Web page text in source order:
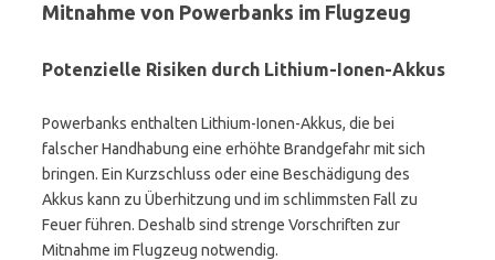
Mitnahme von Powerbanks im Flugzeug
Potenzielle Risiken durch Lithium-Ionen-Akkus
Powerbanks enthalten Lithium-Ionen-Akkus, die bei
falscher Handhabung eine erhöhte Brandgefahr mit sich
bringen. Ein Kurzschluss oder eine Beschädigung des
Akkus kann zu Überhitzung und im schlimmsten Fall zu
Feuer führen. Deshalb sind strenge Vorschriften zur
Mitnahme im Flugzeug notwendig.